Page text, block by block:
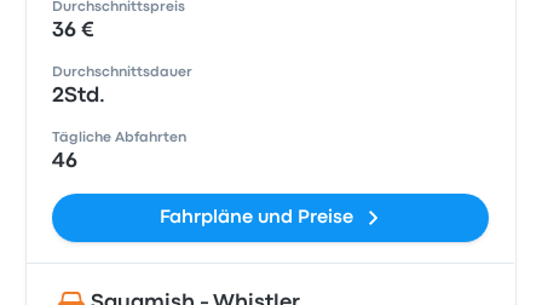
Durchschnittspreis
36 €
Durchschnittsdauer
2Std.
Tägliche Abfahrten
46
Fahrpläne und Preise